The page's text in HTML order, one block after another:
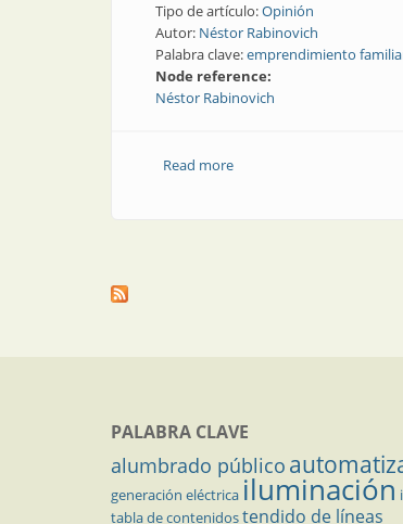
Tipo de artículo:Opinión
Autor: Néstor Rabinovich
Palabra clave:emprendimiento
Node reference:
Néstor Rabinovich
Read moreabout El precio de la
PALABRA CLAVE
alumbrado público
generación eléctrica iluminación
tabla de contenidostendido de líneas